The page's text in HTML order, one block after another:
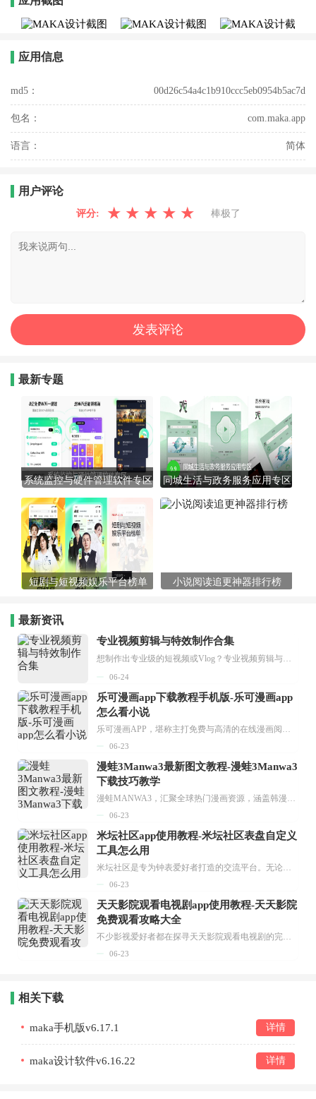
应用信息
md5： 00d26c54a4c1b910ccc5eb0954b5ac7d
包名： com.maka.app
语言： 简体
用户评论
评分: ★ ★ ★ ★ ★ 棒极了
最新专题
系统监控与硬件管理软件专区 同城生活与政务服务应用专区
短剧与短视频娱乐平台榜单 小说阅读追更神器排行榜
最新资讯
专业视频剪辑与特效制作合集
想制作出专业级的短视频或Vlog？专业视频剪辑与特效制作大全专题为你提供了从剪辑、抠像到特效包装的全套解决方案。无论是添加炫酷的片头、进行精准的视频抠图，还是制...
06-24
乐可漫画app下载教程手机版-乐可漫画app
怎么看小说
乐可漫画APP，堪称主打免费与高清的在线漫画阅读神器。其官方版提供海量完整版漫画资源，无论是国内漫画，还是日漫、韩漫、台漫、美漫等国外漫画，应有尽有，随时供你阅读。只需轻点一下，便能直接进入阅读界面。不仅如此，乐可漫画最新版本更新速度极快，在这里，你总能抢先看到全网一手漫画章节内容！...
06-23
漫蛙3Manwa3最新图文教程-漫蛙3Manwa3
下载技巧教学
漫蛙MANWA3，汇聚全球热门漫画资源，涵盖韩漫、欧美漫画、国漫等多种类型，题材丰富多样，全方位满足用户阅读喜好。它不仅是阅读平台，更是创作平台，为广大用户打造零门槛创作环境。...
06-23
米坛社区app使用教程-米坛社区表盘自定义
工具怎么用
米坛社区是专为钟表爱好者打造的交流平台。无论你是初涉钟表领域的普通爱好者，还是拥有多年收藏经验的资深玩家，都能在此找到属于自己的天地。 无需注册，就能轻松参与其中。通过专业的讨论论坛与丰富的交互功能，你可与世界各地的钟表爱好者畅快交流。若你钟情于钟表，米坛社区无疑是值得一试的理想之选。在这里，你能获取最新的手表资讯，交流见解，提升鉴赏品味，让每一块手表都成为收藏故事中重要的一部分。感兴趣的朋友，不要错过下载机会。...
06-23
天天影院观看电视剧app使用教程-天天影院
免费观看攻略大全
不少影视爱好者都在探寻天天影院观看电视剧的完整方法，结合最新平台使用规则，本篇新手入门攻略全面讲解观看渠道、检索流程、播放设置以及画面模式调整等实用内容。全文适配手机、电脑等主流设备，步骤简洁易懂，无论是初次使用的新手，还是想要优化观影体验的用户，都能参照内容快速上手，熟练掌握平台各项操作技巧，轻松畅享影视内容。...
06-23
相关下载
maka手机版v6.17.1 详情
maka设计软件v6.16.22 详情